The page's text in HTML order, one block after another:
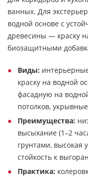
ванных. Для
водной основе с
древесины — краску
биозащитными
Виды:
краску на водной
фасадную на
потолков,
Преимущества:
высыхание (1–2
грунтами, высокая
стойкость к
Практика: